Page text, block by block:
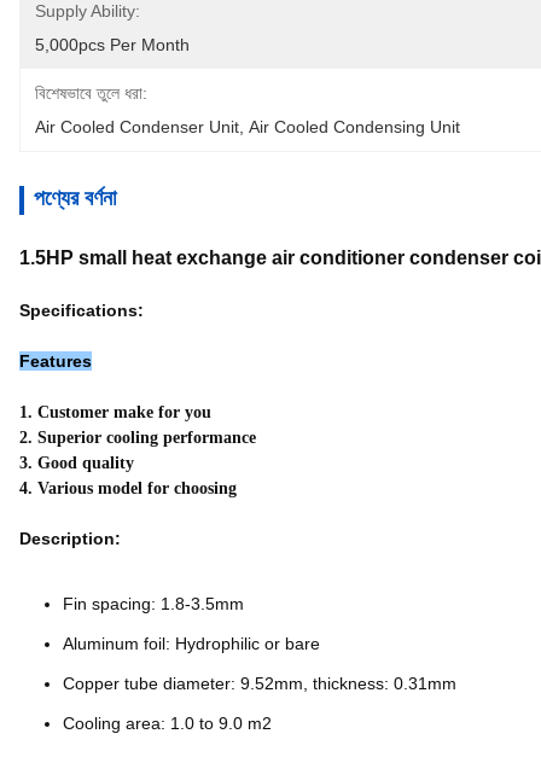
Supply Ability:
5,000pcs Per Month
বিশেষভাবে তুলে ধরা:
Air Cooled Condenser Unit Air Cooled Condensing Unit
পণ্যের বর্ণনা
1.5HP small heat exchange air conditioner condenser
Specifications:
Features
1. Customer make for you
2. Superior cooling performance
3. Good quality
4. Various model for choosing
Description:
Fin spacing: 1.8-3.5mm
Aluminum foil: Hydrophilic or bare
Copper tube diameter: 9.52mm, thickness: 0.31mm
Cooling area: 1.0 to 9.0 m2